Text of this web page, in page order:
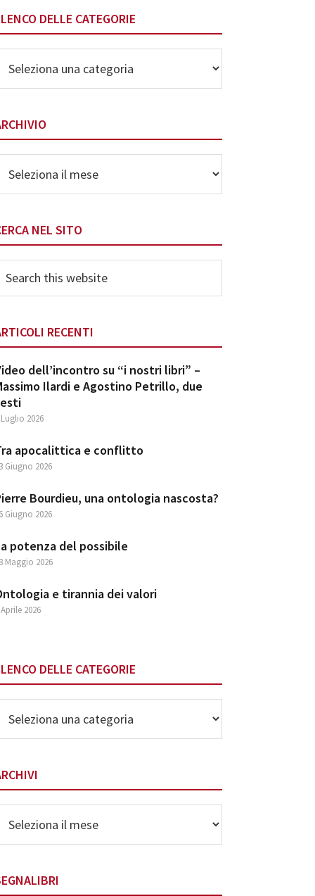
DELLE CATEGORIE
delle
NEL SITO
this
RECENTI
dell’incontro su “i nostri libri” –
Ilardi e Agostino Petrillo, due
2026
apocalittica e conflitto
Giugno 2026
Bourdieu, una ontologia nascosta?
Giugno 2026
potenza del possibile
Maggio 2026
e tirannia dei valori
2026
DELLE CATEGORIE
delle